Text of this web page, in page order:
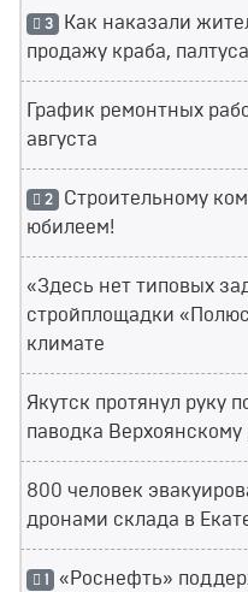
3 Как наказали
продажу краба,
График ремонтных
августа
2 Строительному
юбилеем!
«Здесь нет типовых
стройплощадки
климате
Якутск протянул руку
паводка Верхоянскому
800 человек
дронами склада в
1 «Роснефть»